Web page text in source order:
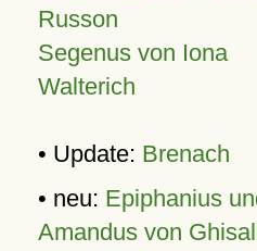
Russon
Segenus von Iona
Walterich
• Update: Brenach
• neu: Epiphanius
Amandus von